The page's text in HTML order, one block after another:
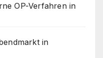
OP-Verfahren in
in